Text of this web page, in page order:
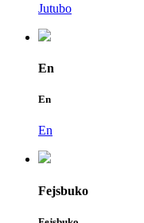
Jutubo
En
En
En
Fejsbuko